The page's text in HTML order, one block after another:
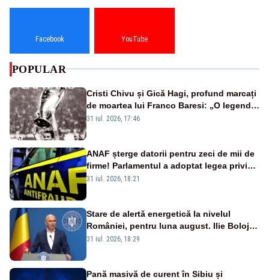
Facebook YouTube
POPULAR
Cristi Chivu și Gică Hagi, profund marcați
de moartea lui Franco Baresi: „O legendă
a fotbalului mondial”
31 iul. 2026, 17:46
ANAF șterge datorii pentru zeci de mii de
firme! Parlamentul a adoptat legea privind
amnistia fiscală
31 iul. 2026, 18:21
Stare de alertă energetică la nivelul
României, pentru luna august. Ilie Bolojan
a anunțat importuri și posibile restricții –
31 iul. 2026, 18:29
Pană masivă de curent în Sibiu și